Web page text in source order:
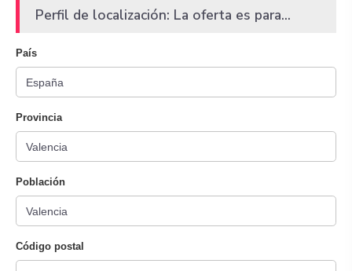
Perfil de localización: La oferta es para...
País
Provincia
Población
Código postal